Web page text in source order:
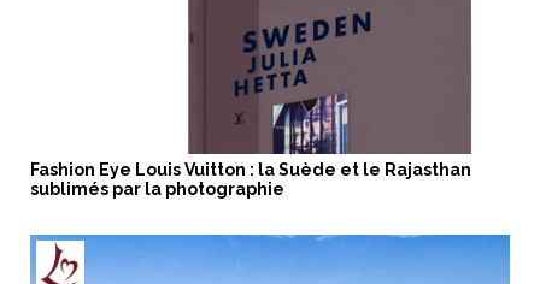
Fashion Eye Louis Vuitton : la Suède et le Rajasthan
sublimés par la photographie